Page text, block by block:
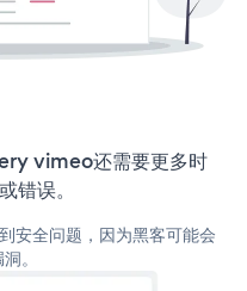
vimeo还需要更多时
错误。
安全问题，因为黑客可能会
。